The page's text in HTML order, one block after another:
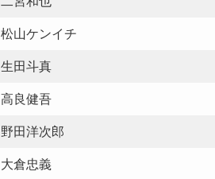
松山ケンイチ
生田斗真
高良健吾
野田洋次郎
大倉忠義